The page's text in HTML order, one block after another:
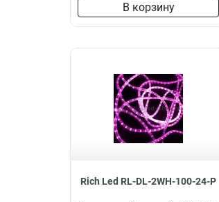
В корзину
Rich Led RL-DL-2WH-100-24-P